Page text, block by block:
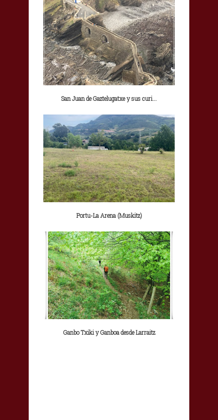
San Juan de Gaztelugatxe y sus curi...
Portu-La Arena (Muskitz)
Ganbo Txiki y Ganboa desde Larraitz